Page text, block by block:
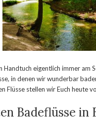
eigentlich immer am
in denen wir wunderbar
Flüsse stellen wir Euch heute
Badeflüsse in